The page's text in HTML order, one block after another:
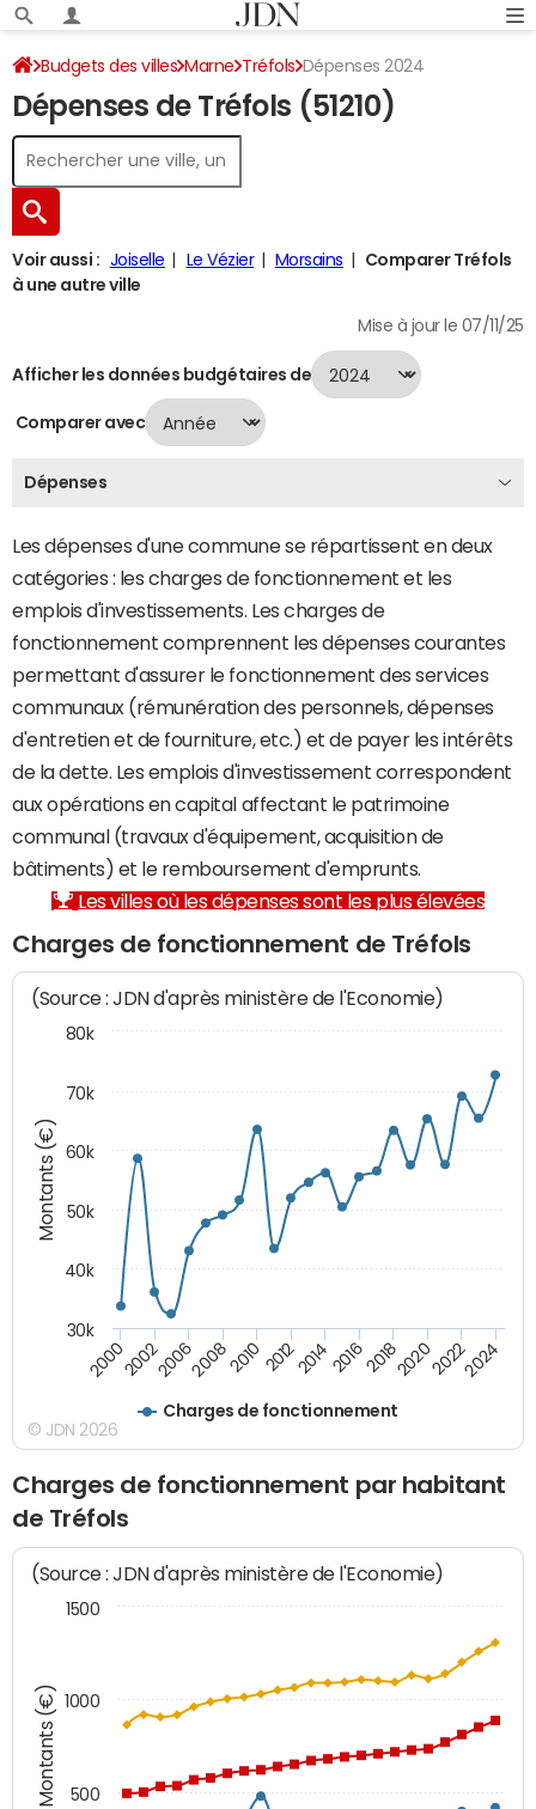
Budgets des villes Marne Tréfols Dépenses 2024
Dépenses de Tréfols (51210)
Voir aussi : Joiselle Le Vézier Morsains
Comparer Tréfols
à une autre ville
Mise à jour le 07/11/25
Afficher les données budgétaires de
Comparer avec
Dépenses
Les dépenses d'une commune se répartissent en deux
catégories : les charges de fonctionnement et les
emplois d'investissements. Les charges de
fonctionnement comprennent les dépenses courantes
permettant d'assurer le fonctionnement des services
communaux (rémunération des personnels, dépenses
d'entretien et de fourniture, etc.) et de payer les intérêts
de la dette. Les emplois d'investissement correspondent
aux opérations en capital affectant le patrimoine
communal (travaux d'équipement, acquisition de
bâtiments) et le remboursement d'emprunts.
Les villes où les dépenses sont les plus élevées
Charges de fonctionnement de Tréfols
Montants (€)
(Source : JDN d'après ministère de l'Economie)
Charges de fonctionnement
20002002200620082010 2012201420162018202020222024
30k
40k
50k
60k
70k
80k
© JDN 2026
Charges de fonctionnement par habitant
de Tréfols
Montants (€)
(Source : JDN d'après ministère de l'Economie)
500
1000
1500